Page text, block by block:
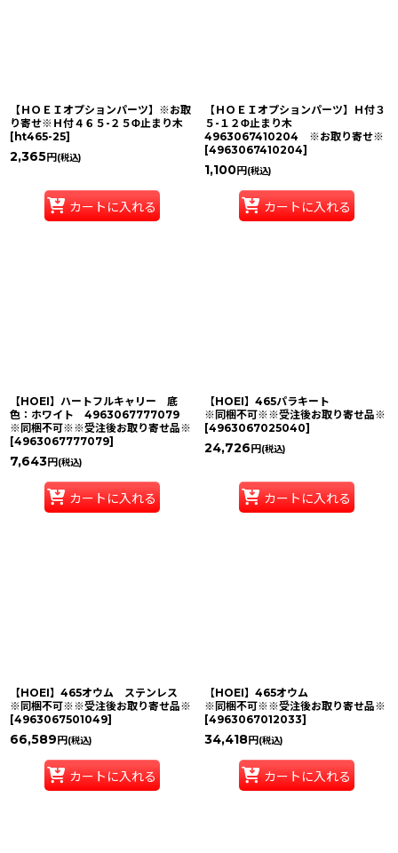
【ＨＯＥＩオプションパーツ】※お取
り寄せ※Ｈ付４６５-２５Φ止まり木
[ ht465-25]
2,365円 (税込)
カートに入れる
【ＨＯＥＩオプションパーツ】Ｈ付３
５-１２Φ止まり木
4963067410204 ※お取り寄せ※
[4963067410204]
1,100円 (税込)
カートに入れる
【HOEI】ハートフルキャリー 底
色：ホワイト 4963067777079
※同梱不可※※受注後お取り寄せ品※
[4963067777079]
7,643円 (税込)
カートに入れる
【HOEI】465パラキート
※同梱不可※※受注後お取り寄せ品※
[4963067025040]
24,726 円 (税込)
カートに入れる
【HOEI】465オウム ステンレス
※同梱不可※※受注後お取り寄せ品※
[4963067501049]
66,589 円 (税込)
カートに入れる
【HOEI】465オウム
※同梱不可※※受注後お取り寄せ品※
[4963067012033]
34,418円 (税込)
カートに入れる